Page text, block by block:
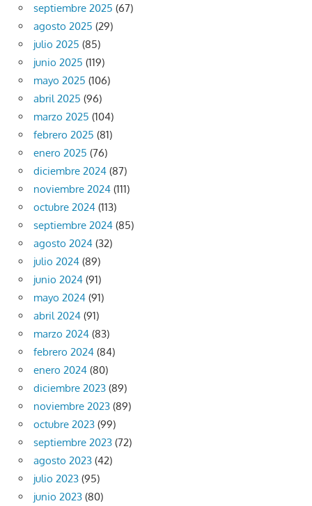
septiembre 2025 (67)
agosto 2025 (29)
julio 2025 (85)
junio 2025 (119)
mayo 2025 (106)
abril 2025 (96)
marzo 2025 (104)
febrero 2025 (81)
enero 2025 (76)
diciembre 2024 (87)
noviembre 2024 (111)
octubre 2024 (113)
septiembre 2024 (85)
agosto 2024 (32)
julio 2024 (89)
junio 2024 (91)
mayo 2024 (91)
abril 2024 (91)
marzo 2024 (83)
febrero 2024 (84)
enero 2024 (80)
diciembre 2023 (89)
noviembre 2023 (89)
octubre 2023 (99)
septiembre 2023 (72)
agosto 2023 (42)
julio 2023 (95)
junio 2023 (80)